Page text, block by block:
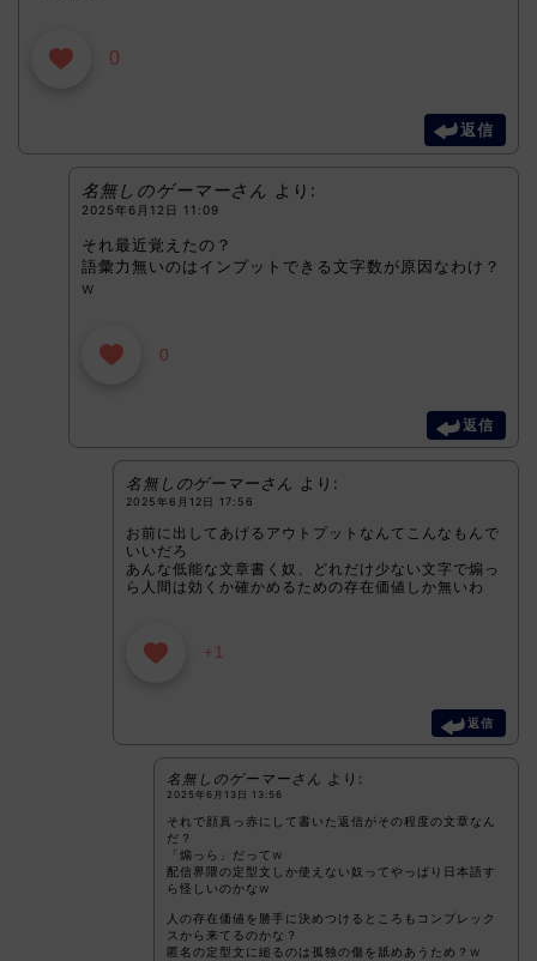
0
返信
名無しのゲーマーさん より:
2025年6月12日 11:09
それ最近覚えたの？
語彙力無いのはインプットできる文字数が原因なわけ？
w
0
返信
名無しのゲーマーさん より:
2025年6月12日 17:56
お前に出してあげるアウトプットなんてこんなもんで
いいだろ
あんな低能な文章書く奴、どれだけ少ない文字で煽っ
ら人間は効くか確かめるための存在価値しか無いわ
+1
返信
名無しのゲーマーさん より:
2025年6月13日 13:56
それで顔真っ赤にして書いた返信がその程度の文章なん
だ？
「煽っら」だってw
配信界隈の定型文しか使えない奴ってやっぱり日本語す
ら怪しいのかなw
人の存在価値を勝手に決めつけるところもコンプレック
スから来てるのかな？
匿名の定型文に縋るのは孤独の傷を舐めあうため？w